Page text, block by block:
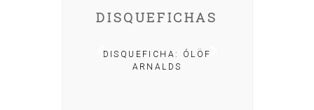
DISQUEFICHAS
DISQUEFICHA: ÓLÖF
ARNALDS